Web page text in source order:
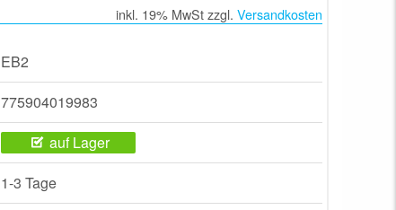
inkl. 19% MwSt zzgl. Versandkosten
EB2
775904019983
auf Lager
1-3 Tage